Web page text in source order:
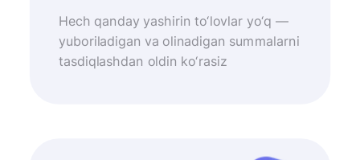
Hech qanday yashirin to‘lovlar yo‘q —
yuboriladigan va olinadigan summalarni
tasdiqlashdan oldin ko‘rasiz